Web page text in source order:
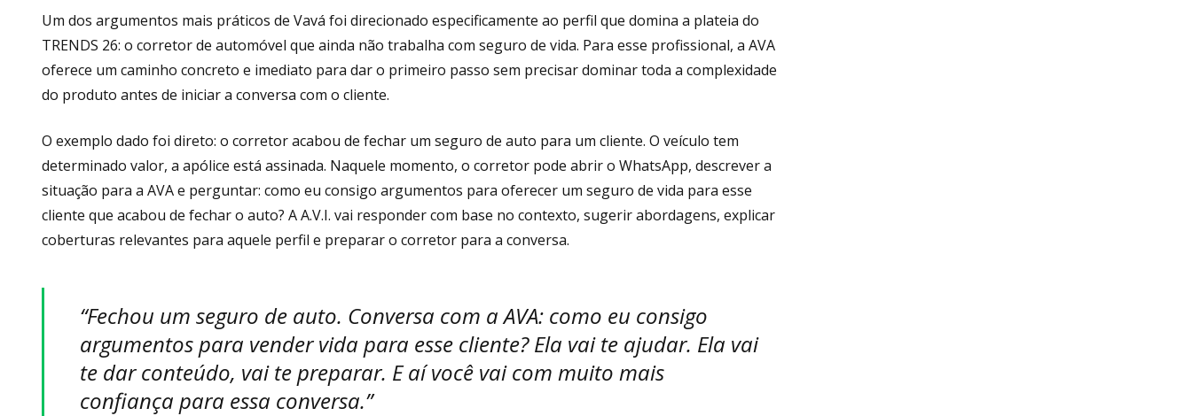
Um dos argumentos mais práticos de Vavá foi direcionado especificamente ao perfil que domina a plateia do
TRENDS 26: o corretor de automóvel que ainda não trabalha com seguro de vida. Para esse profissional, a AVA
oferece um caminho concreto e imediato para dar o primeiro passo sem precisar dominar toda a complexidade
do produto antes de iniciar a conversa com o cliente.
O exemplo dado foi direto: o corretor acabou de fechar um seguro de auto para um cliente. O veículo tem
determinado valor, a apólice está assinada. Naquele momento, o corretor pode abrir o WhatsApp, descrever a
situação para a AVA e perguntar: como eu consigo argumentos para oferecer um seguro de vida para esse
cliente que acabou de fechar o auto? A A.V.I. vai responder com base no contexto, sugerir abordagens, explicar
coberturas relevantes para aquele perfil e preparar o corretor para a conversa.
“Fechou um seguro de auto. Conversa com a AVA: como eu consigo
argumentos para vender vida para esse cliente? Ela vai te ajudar. Ela vai
te dar conteúdo, vai te preparar. E aí você vai com muito mais
confiança para essa conversa.”